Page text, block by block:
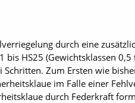
durch eine
bis HS25 (Gewichtsklassen
Zum Ersten wie
im Falle einer
durch Federkraft